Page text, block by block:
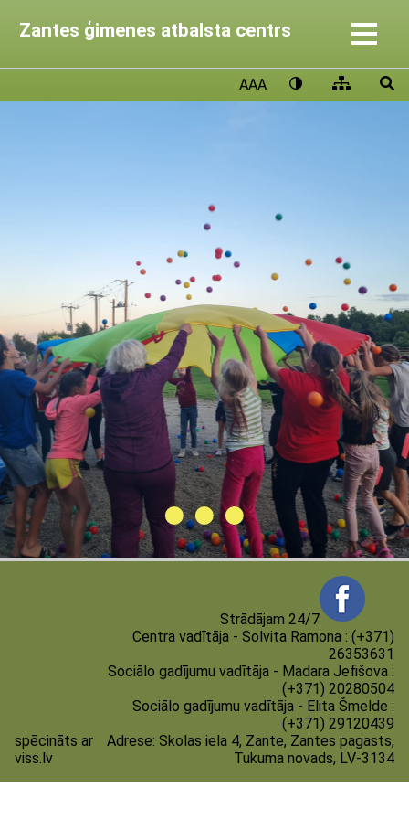
Zantes ģimenes atbalsta centrs
AAA
spēcināts ar
viss.lv
Strādājam 24/7
Centra vadītāja - Solvita Ramona : (+371)
26353631
Sociālo gadījumu vadītāja - Madara Jefišova :
(+371) 20280504
Sociālo gadījumu vadītāja - Elita Šmelde :
(+371) 29120439
Adrese: Skolas iela 4, Zante, Zantes pagasts,
Tukuma novads, LV-3134